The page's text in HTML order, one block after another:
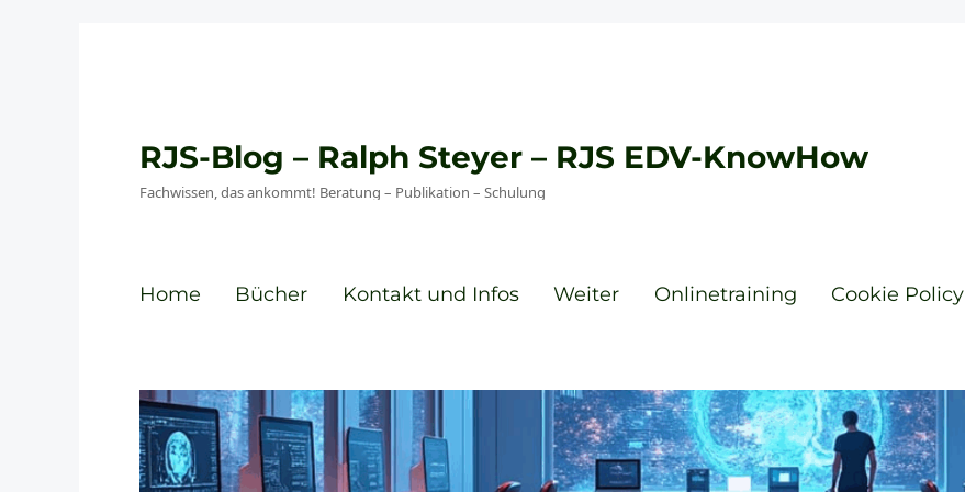
RJS-Blog – Ralph Steyer – RJS EDV-KnowHow
Fachwissen, das ankommt! Beratung – Publikation – Schulung
Home Bücher Kontakt und Infos Weiter Onlinetraining Cookie Policy